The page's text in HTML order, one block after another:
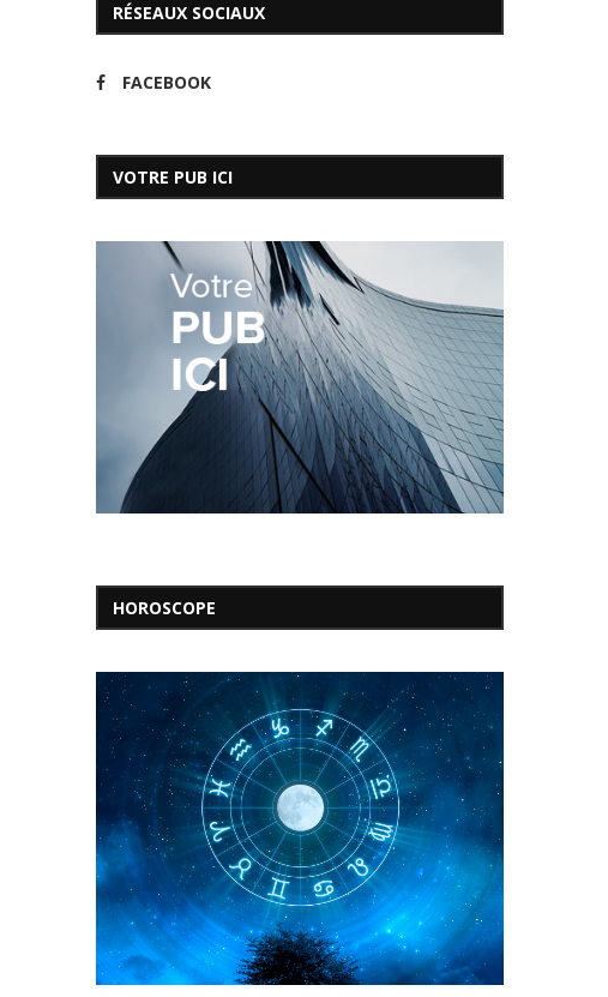
RÉSEAUX SOCIAUX
FACEBOOK
VOTRE PUB ICI
HOROSCOPE